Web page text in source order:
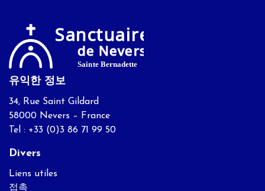
유익한 정보
34, Rue Saint Gildard
58000 Nevers – France
Tel : +33 (0)3 86 71 99 50
Divers
Liens utiles
접촉